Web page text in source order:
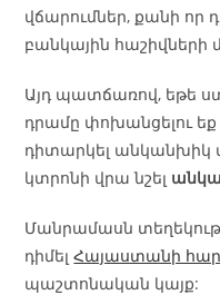
վճարումներ, քանի որ
բանկային հաշիվների
Այդ պատճառով, եթե
դրամը փոխանցելու
դիտարկել
կտրոնի վրա նշել
Մանրամասն
դիմելՀայաստանի
պաշտոնական կայք: